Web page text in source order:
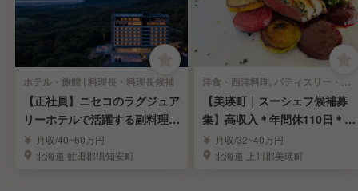
ホテル・旅館 | 料理長・料理長候補
【正社員】ニセコのラグジュア
リーホテルで活躍する副料理長
募集月収/40~60万円
北海道 虻田郡倶知安町
洋食・西洋料理, パティスリー・ケーキ屋 | 料理長・料理長候補
【美瑛町｜スーシェフ候補募
集】高収入＊年間休110日＊社
員寮あり＊遠方歓迎
月収/32~40万円
北海道 上川郡美瑛町